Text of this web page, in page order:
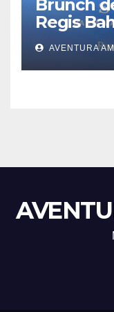
Brunch
Regis
ícono del
AVENTURA